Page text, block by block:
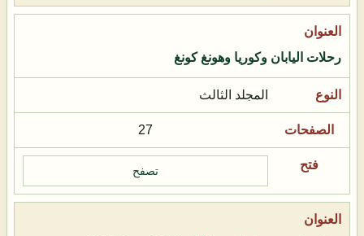
رحلات اليابان وكوريا وهونغ كونغ
المجلد الثالث
27
تصفح